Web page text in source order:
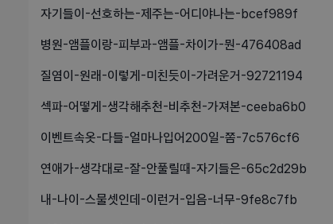
자기들이-선호하는-제주는-어디야나는-bcef989f
병원-앰플이랑-피부과-앰플-차이가-뭔-476408ad
질염이-원래-이렇게-미친듯이-가려운거-92721194
섹파-어떻게-생각해추천-비추천-가져본-ceeba6b0
이벤트속옷-다들-얼마나입어200일-쫌-7c576cf6
연애가-생각대로-잘-안풀릴때-자기들은-65c2d29b
내-나이-스물셋인데-이런거-입음-너무-9fe8c7fb